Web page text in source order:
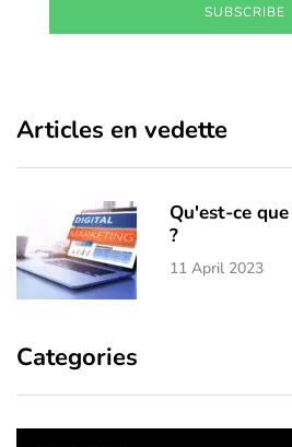
SUBSCRIBE
Articles en vedette
Qu'est-ce
?
11 April 2023
Categories